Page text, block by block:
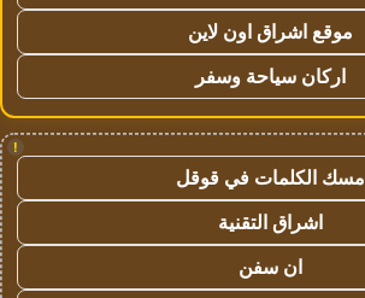
موقع اشراق اون لاين
اركان سياحة وسفر
!
مسك الكلمات في قوقل
اشراق التقنية
ان سفن